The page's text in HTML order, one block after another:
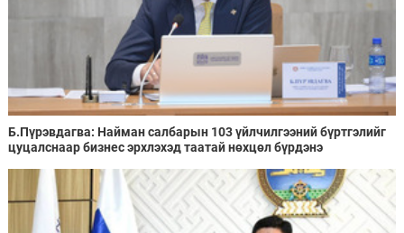
Б.Пүрэвдагва: Найман салбарын 103 үйлчилгээний бүртгэлийг
цуцалснаар бизнес эрхлэхэд таатай нөхцөл бүрдэнэ